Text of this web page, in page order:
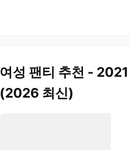
여성 팬티 추천 -
(2026 최신)